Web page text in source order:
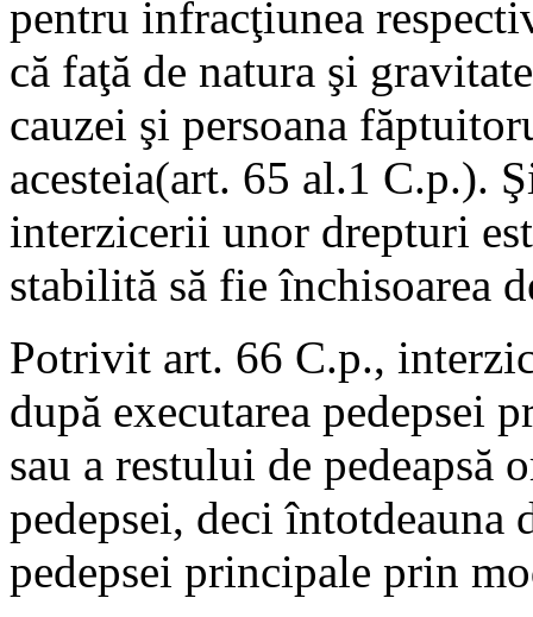
pentru infracţiunea
că faţă de natura şi
cauzei şi persoana
acesteia(art. 65 al.1 C.p.).
interzicerii unor drepturi
stabilită să fie închisoarea
Potrivit art. 66 C.p.,
după executarea pedepsei
sau a restului de pedeapsă
pedepsei, deci întotdeauna
pedepsei principale prin